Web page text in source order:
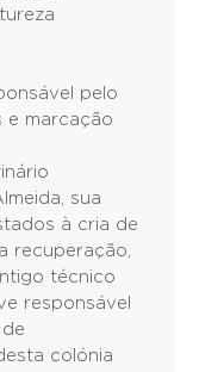
pelo
e marcação
sua
à cria de
recuperação,
técnico
responsável
colónia